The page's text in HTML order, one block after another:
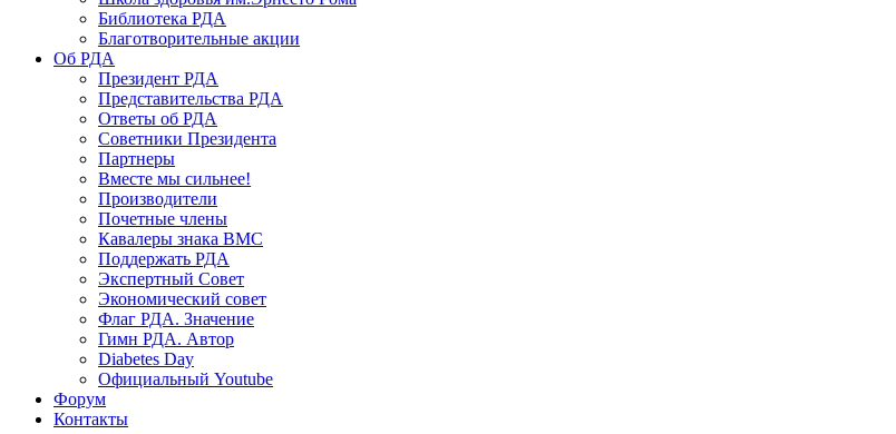
Библиотека РДА
Благотворительные акции
Об РДА
Президент РДА
Представительства РДА
Ответы об РДА
Советники Президента
Партнеры
Вместе мы сильнее!
Производители
Почетные члены
Кавалеры знака ВМС
Поддержать РДА
Экспертный Совет
Экономический совет
Флаг РДА. Значение
Гимн РДА. Автор
Diabetes Day
Официальный Youtube
Форум
Контакты